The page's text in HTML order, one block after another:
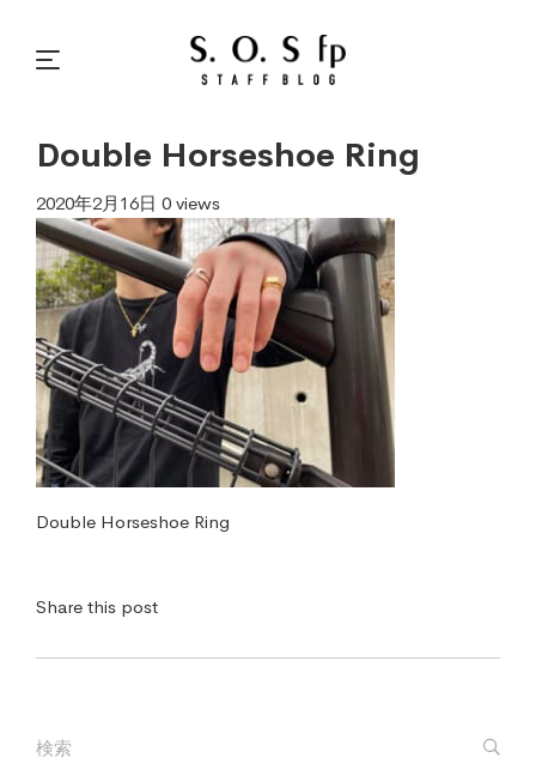
Double Horseshoe Ring
2020年2月16日 0 views
Double Horseshoe Ring
Share this post